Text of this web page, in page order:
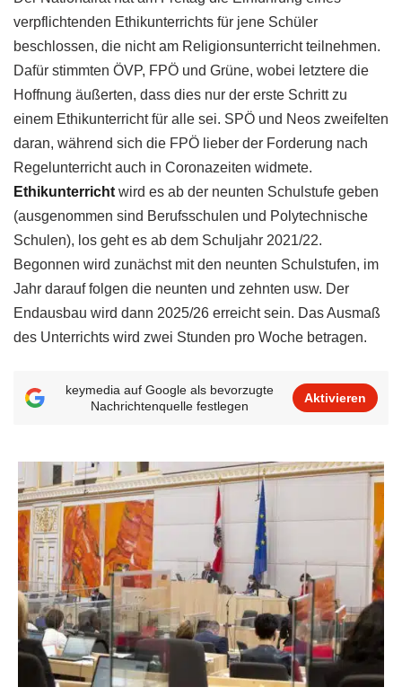
verpflichtenden Ethikunterrichts für jene Schüler
beschlossen, die nicht am Religionsunterricht teilnehmen.
Dafür stimmten ÖVP, FPÖ und Grüne, wobei letztere die
Hoffnung äußerten, dass dies nur der erste Schritt zu
einem Ethikunterricht für alle sei. SPÖ und Neos zweifelten
daran, während sich die FPÖ lieber der Forderung nach
Regelunterricht auch in Coronazeiten widmete.
Ethikunterricht wird es ab der neunten Schulstufe geben
(ausgenommen sind Berufsschulen und Polytechnische
Schulen), los geht es ab dem Schuljahr 2021/22.
Begonnen wird zunächst mit den neunten Schulstufen, im
Jahr darauf folgen die neunten und zehnten usw. Der
Endausbau wird dann 2025/26 erreicht sein. Das Ausmaß
des Unterrichts wird zwei Stunden pro Woche betragen.
keymedia auf Google als bevorzugte
Nachrichtenquelle festlegen
Aktivieren